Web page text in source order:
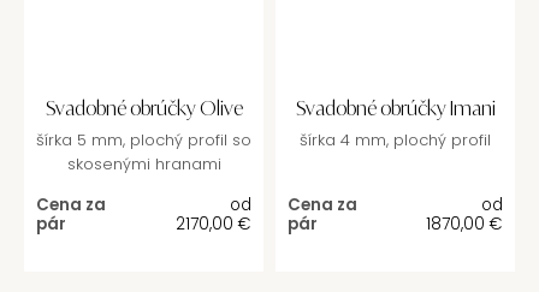
Svadobné obrúčky Olive
šírka 5 mm, plochý profil so
skosenými hranami
Cena za
pár
od
2170,00 €
Svadobné obrúčky Imani
šírka 4 mm, plochý profil
Cena za
pár
od
1870,00 €